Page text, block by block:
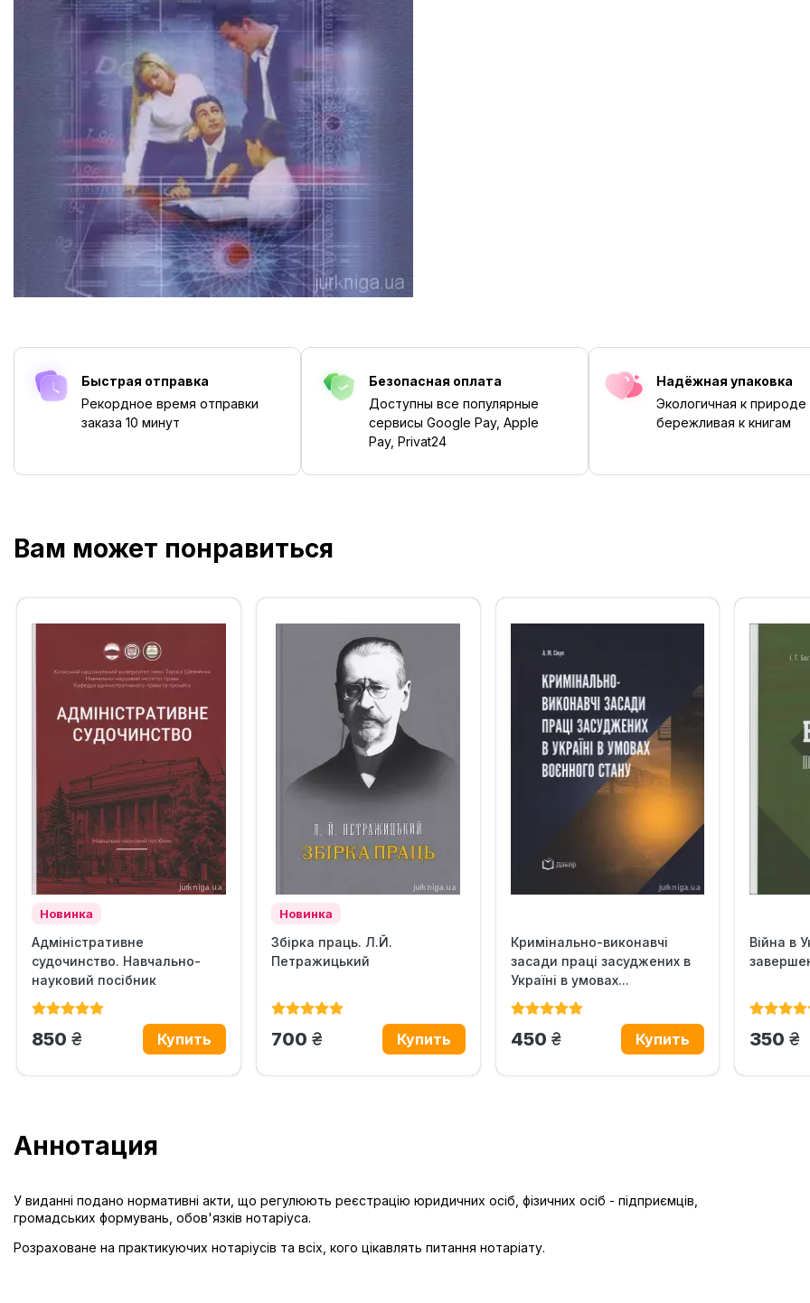
Быстрая отправка
Рекордное время отправки
заказа 10 минут
Безопасная оплата
Доступны все популярные
сервисы Google Pay, Apple
Pay, Privat24
Надёжная упаковка
Экологичная к природе
бережливая к книгам
Вам может понравиться
Новинка
Адміністративне
судочинство. Навчально-
науковий посібник
850 грн.
Новинка
Збірка праць. Л.Й.
Петражицький
700 грн.
Кримінально-виконавчі
засади праці засуджених в
Україні в умовах...
450 грн.
Війна в
350
Аннотация
У виданні подано нормативні акти, що регулюють реєстрацію юридичних осіб, фізичних осіб - підприємців,
громадських формувань, обов'язків нотаріуса.
Розраховане на практикуючих нотаріусів та всіх, кого цікавлять питання нотаріату.